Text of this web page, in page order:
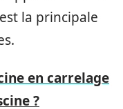
la principale
en carrelage
?